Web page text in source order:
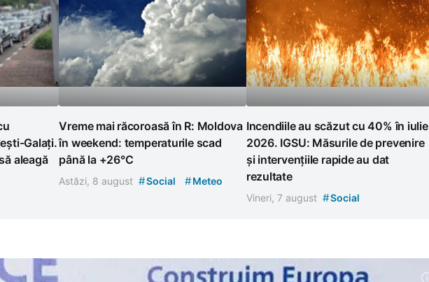
Galați.
aleagă
Vreme mai răcoroasă în R: Moldova
în weekend: temperaturile scad
până la +26°C
Astăzi, 8 august #Social #Meteo
Incendiile au scăzut cu 40% în iulie
2026. IGSU: Măsurile de prevenire
și intervențiile rapide au dat
rezultate
Vineri, 7 august #Social